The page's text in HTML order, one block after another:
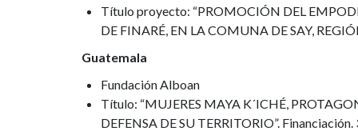
Título proyecto: “PROMOCIÓN DEL
DE FINARÉ, EN LA COMUNA DE SAY,
Guatemala
Fundación Alboan
Título: “MUJERES MAYA K´ICHÉ,
DEFENSA DE SU TERRITORIO”.